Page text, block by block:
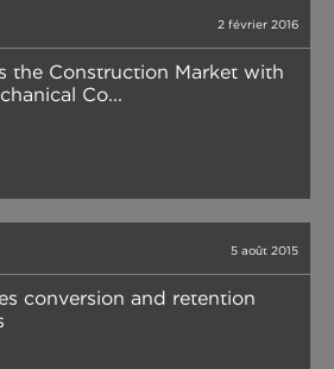
2 février 2016
the Construction Market with
Co...
5 août 2015
conversion and retention